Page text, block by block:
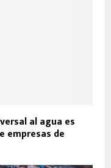
al agua es
empresas de